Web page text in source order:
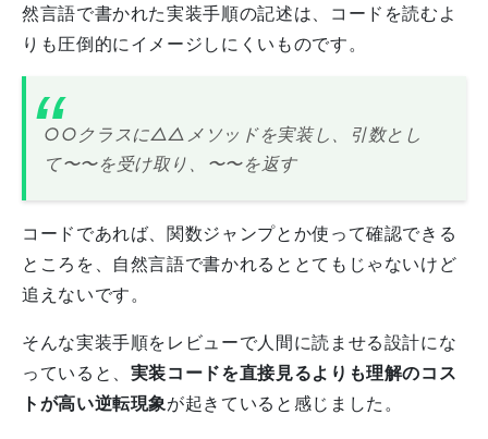
然言語で書かれた実装手順の記述は、コードを読むよ
りも圧倒的にイメージしにくいものです。
○○クラスに△△メソッドを実装し、引数とし
て〜〜を受け取り、〜〜を返す
コードであれば、関数ジャンプとか使って確認できる
ところを、自然言語で書かれるととてもじゃないけど
追えないです。
そんな実装手順をレビューで人間に読ませる設計にな
っていると、 実装コードを直接見るよりも理解のコス
トが高い逆転現象が起きていると感じました。